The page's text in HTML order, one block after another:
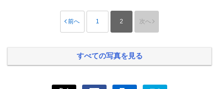
前へ 1 2 次へ
すべての写真を見る